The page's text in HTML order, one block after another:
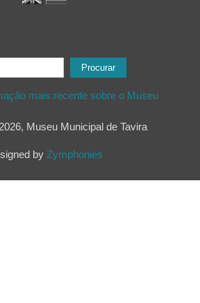
mais recente sobre o Museu
Museu Municipal de Tavira
by Zymphonies